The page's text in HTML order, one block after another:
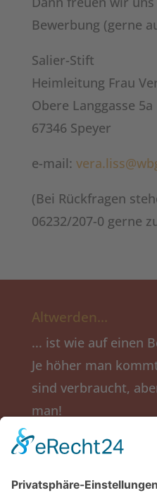
Bewerbung (gerne
Salier-Stift
Heimleitung Frau
Obere Langgasse 5a
67346 Speyer
e-mail:
(Bei Rückfragen
06232/207-0 gerne
Altwerden…
... ist wie auf einen
Je höher man
sind verbraucht,
man!
(Ingmar Bergmann)
Salier-Stift